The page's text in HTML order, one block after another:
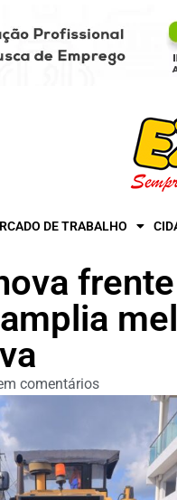
DE TRABALHO
comentários